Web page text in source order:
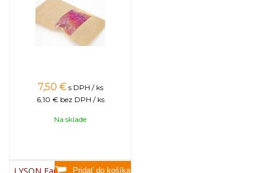
7,50 € s DPH / ks
6,10 € bez DPH / ks
Na sklade